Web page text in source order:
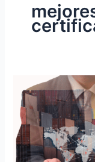
Organismos
Certificadores:
Los
Mejores
Recomendados
para